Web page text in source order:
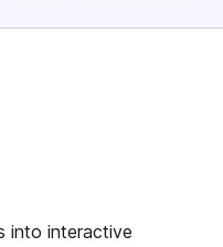
into interactive